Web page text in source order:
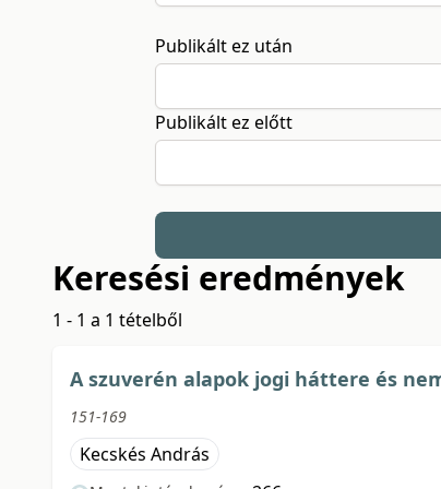
Publikált ez után
Publikált ez előtt
Keresési eredmények
1 - 1 a 1 tételből
A szuverén alapok jogi háttere és
151-169
Kecskés András